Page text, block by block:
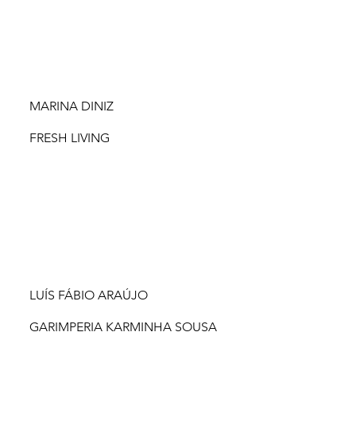
MARINA DINIZ
FRESH LIVING
LUÍS FÁBIO ARAÚJO
GARIMPERIA KARMINHA SOUSA